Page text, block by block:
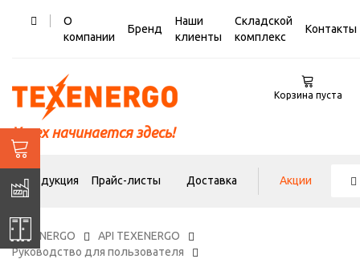
О
компании
Бренд
Наши
клиенты
Складской
комплекс
Контакты
Успех начинается здесь!
Корзина пуста
Продукция Прайс-листы Доставка Акции
TEXENERGO
API TEXENERGO
Руководство для пользователя